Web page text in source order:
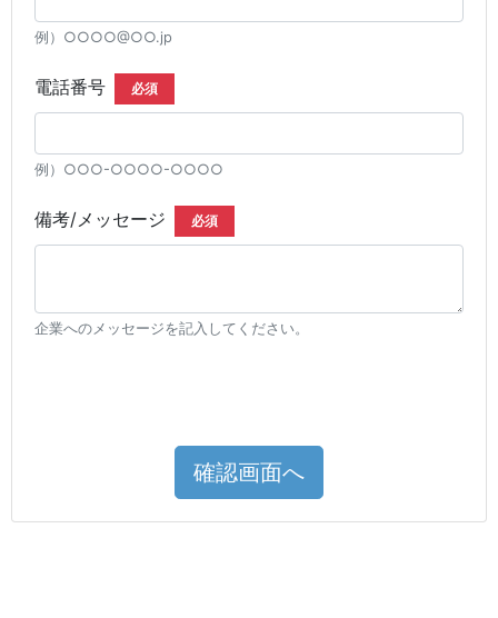
例）○○○○@○○.jp
電話番号 必須
例）○○○-○○○○-○○○○
備考/メッセージ 必須
企業へのメッセージを記入してください。
確認画面へ